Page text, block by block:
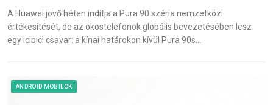
A Huawei jövő héten indítja a Pura 90 széria nemzetközi
értékesítését, de az okostelefonok globális bevezetésében lesz
egy icipici csavar: a kínai határokon kívül Pura 90s…
ANDROID MOBILOK